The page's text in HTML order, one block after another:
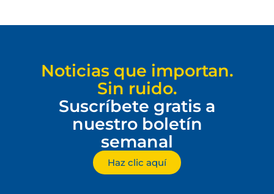
Noticias que importan.
Sin ruido.
Suscríbete gratis a
nuestro boletín
semanal
Haz clic aquí